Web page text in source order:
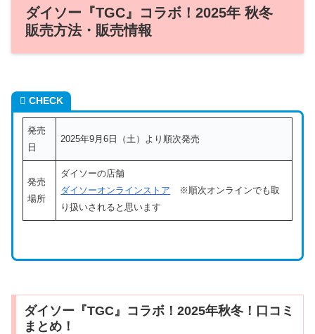
ダイソー『TGC』コラボ！2025年 秋冬
販売方法・販売情報
CHECK
発売
日
2025年9月6日（土）より順次発売
発売
場所
ダイソーの店舗
ダイソーオンラインストア ※順次オンラインでも取
り扱いされると思います
ダイソー『TGC』コラボ！2025年秋冬！口コミ
まとめ！